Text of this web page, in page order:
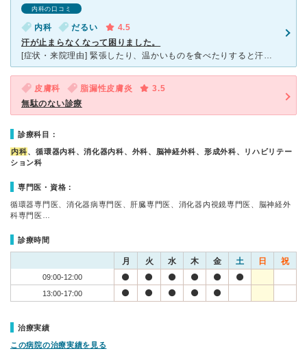
内科の口コミ
内科 だるい
4.5
汗が止まらなくなって困りました。
[症状・来院理由] 緊張したり、温かいものを食べたりすると汗が出てしばらく止まらなくなるといった症状が出て、とても困っていました。元々冷え性で、普段から汗をかく方ではなかったので自分でもとても驚きま
皮膚科 脂漏性皮膚炎
3.5
無駄のない診療
診療科目：
内科、循環器内科、消化器内科、外科、脳神経外科、形成外科、リハビリテー
ション科
専門医・資格：
循環器専門医、消化器病専門医、肝臓専門医、消化器内視鏡専門医、脳神経外
科専門医…
診療時間
月 火 水 木 金 土 日 祝
09:00-12:00
13:00-17:00
治療実績
この病院の治療実績を見る